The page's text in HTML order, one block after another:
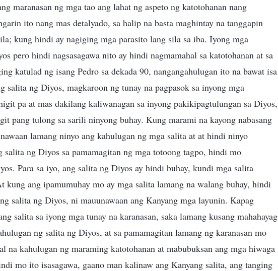
maranasan ng mga tao ang lahat ng aspeto ng katotohanan nang
ito nang mas detalyado, sa halip na basta maghintay na tanggapin
kung hindi ay nagiging mga parasito lang sila sa iba. Iyong mga
pero hindi nagsasagawa nito ay hindi nagmamahal sa katotohanan at sa
katulad ng isang Pedro sa dekada 90, nangangahulugan ito na bawat isa
salita ng Diyos, magkaroon ng tunay na pagpasok sa inyong mga
pa at mas dakilang kaliwanagan sa inyong pakikipagtulungan sa Diyos,
pang tulong sa sarili ninyong buhay. Kung marami na kayong nabasang
lamang ninyo ang kahulugan ng mga salita at at hindi ninyo
salita ng Diyos sa pamamagitan ng mga totoong tagpo, hindi mo
Para sa iyo, ang salita ng Diyos ay hindi buhay, kundi mga salita
kung ang ipamumuhay mo ay mga salita lamang na walang buhay, hindi
salita ng Diyos, ni mauunawaan ang Kanyang mga layunin. Kapag
salita sa iyong mga tunay na karanasan, saka lamang kusang mahahayag
ng salita ng Diyos, at sa pamamagitan lamang ng karanasan mo
na kahulugan ng maraming katotohanan at mabubuksan ang mga hiwaga
mo ito isasagawa, gaano man kalinaw ang Kanyang salita, ang tanging